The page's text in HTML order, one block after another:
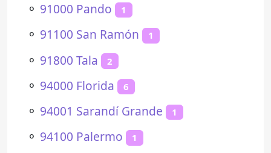
⚬ 91000 Pando 1
⚬ 91100 San Ramón 1
⚬ 91800 Tala 2
⚬ 94000 Florida 6
⚬ 94001 Sarandí Grande 1
⚬ 94100 Palermo 1